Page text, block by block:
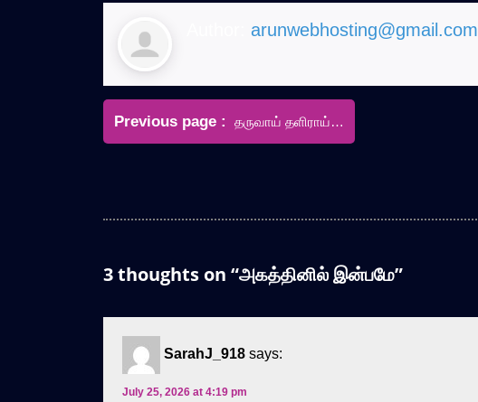
arunwebhosting@gmail.com
Post
navigation
Previous page
Older
தருவாய் தளிராய்…
3 thoughts on “அகத்தினில் இன்பமே”
SarahJ_918 says:
July 25, 2026 at 4:19 pm